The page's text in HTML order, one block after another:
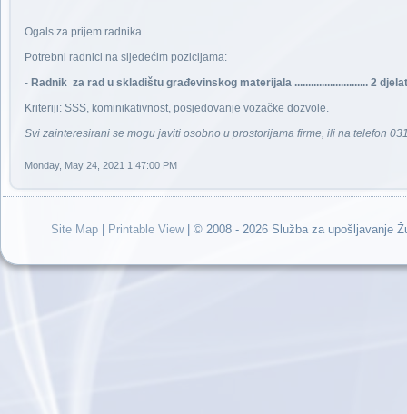
Ogals za prijem radnika
Potrebni radnici na sljedećim pozicijama:
- Radnik za rad u skladištu građevinskog materijala ........................... 2
Kriteriji: SSS, kominikativnost, posjedovanje vozačke dozvole.
Svi zainteresirani se mogu javiti osobno u prostorijama firme, ili na telefon
Monday, May 24, 2021 1:47:00 PM
Site Map Printable View| © 2008 - 2026 Služba za upošljavanje